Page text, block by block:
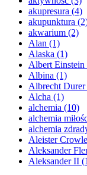
akupresura (4)
akupunktura
akwarium (2)
Alan (1)
Alaska (1)
Albert Einstein
Albina (1)
Albrecht Durer
Alcha (1)
alchemia (10)
alchemia
alchemia
Aleister
Aleksander
Aleksander II